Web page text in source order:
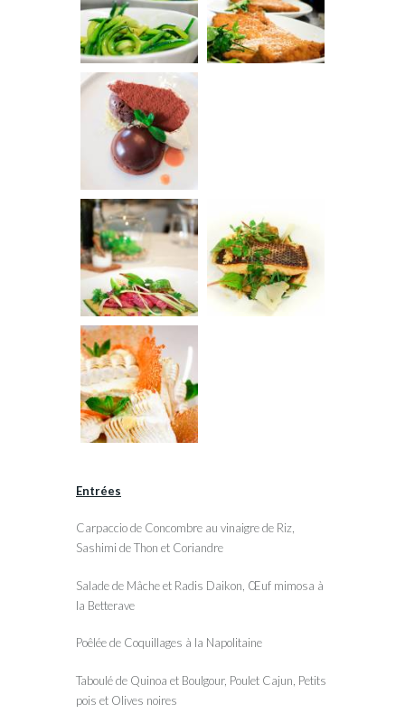
Entrées
Carpaccio de Concombre au vinaigre de Riz,
Sashimi de Thon et Coriandre
Salade de Mâche et Radis Daikon, Œuf mimosa à
la Betterave
Poêlée de Coquillages à la Napolitaine
Taboulé de Quinoa et Boulgour, Poulet Cajun, Petits
pois et Olives noires